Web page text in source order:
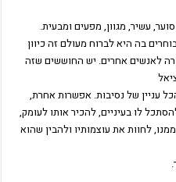
עשיר, מגוון, מפעים ומבעית.
בה היא לברוח מעולם זה כיוון
לאנשים אחרים. יש החוששים שזה
עניין של נסיבות. אפשרות אחרת,
לו בעיניים, להכיר אותו לעומק,
לחוות את עוצמותיו ולהבין שהוא